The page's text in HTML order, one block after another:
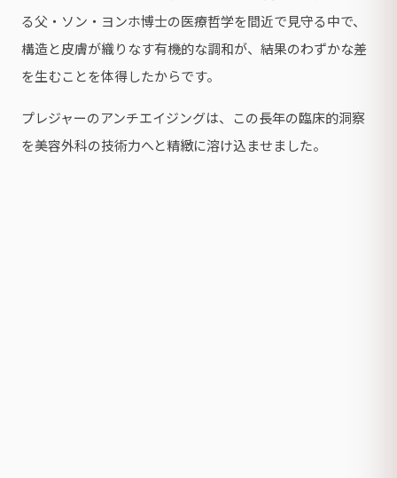
る父・ソン・ヨンホ博士の医療哲学を間近で見守る中で、
構造と皮膚が織りなす有機的な調和が、結果のわずかな差
を生むことを体得したからです。
プレジャーのアンチエイジングは、この長年の臨床的洞察
を美容外科の技術力へと精緻に溶け込ませました。